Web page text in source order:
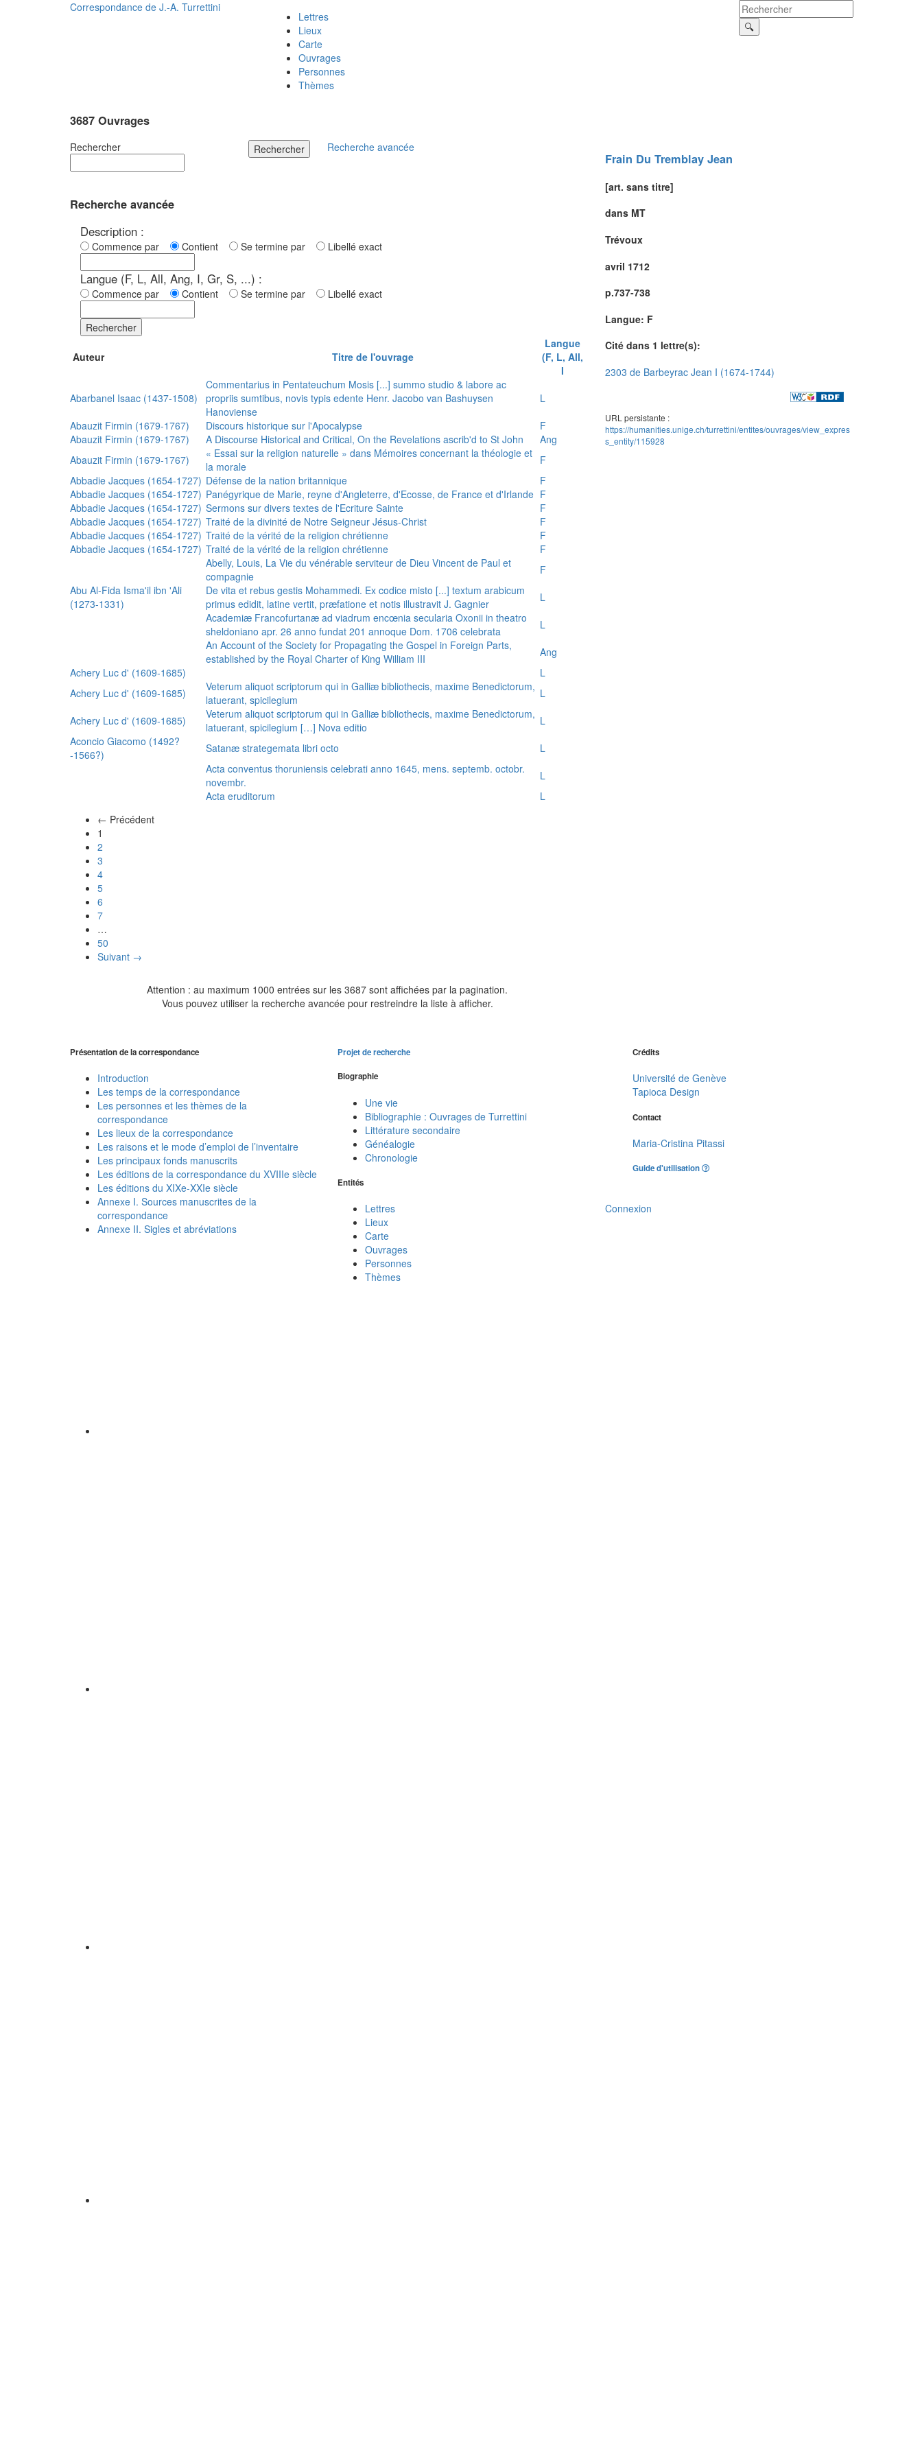
Correspondance de J.-A. Turrettini
Lettres
Lieux
Carte
Ouvrages
Personnes
Thèmes
3687 Ouvrages
Rechercher Rechercher Recherche avancée
Recherche avancée
Description :
Commence par Contient Se termine par Libellé exact
Langue (F, L, All, Ang, I, Gr, S, ...) :
Commence par Contient Se termine par Libellé exact
Rechercher
Auteur Titre de l'ouvrage
Langue
(F, L, All,
I
Abarbanel Isaac (1437-1508)
Commentarius in Pentateuchum Mosis [...] summo studio & labore ac
propriis sumtibus, novis typis edente Henr. Jacobo van Bashuysen
Hanoviense
L
Abauzit Firmin (1679-1767)
Discours historique sur l'Apocalypse
F
Abauzit Firmin (1679-1767)
A Discourse Historical and Critical, On the Revelations ascrib'd to St John
Ang
Abauzit Firmin (1679-1767)
« Essai sur la religion naturelle » dans Mémoires concernant la théologie et
la morale
F
Abbadie Jacques (1654-1727) Défense de la nation britannique
F
Abbadie Jacques (1654-1727) Panégyrique de Marie, reyne d'Angleterre, d'Ecosse, de France et d'Irlande F
Abbadie Jacques (1654-1727) Sermons sur divers textes de l'Ecriture Sainte
F
Abbadie Jacques (1654-1727) Traité de la divinité de Notre Seigneur Jésus-Christ
F
Abbadie Jacques (1654-1727) Traité de la vérité de la religion chrétienne
F
Abbadie Jacques (1654-1727) Traité de la vérité de la religion chrétienne
F
Abelly, Louis, La Vie du vénérable serviteur de Dieu Vincent de Paul et
compagnie
F
Abu Al-Fida Isma'il ibn 'Ali
(1273-1331)
De vita et rebus gestis Mohammedi. Ex codice misto [...] textum arabicum
primus edidit, latine vertit, præfatione et notis illustravit J. Gagnier
L
Academiæ Francofurtanæ ad viadrum encœnia secularia Oxonii in theatro
sheldoniano apr. 26 anno fundat 201 annoque Dom. 1706 celebrata
L
An Account of the Society for Propagating the Gospel in Foreign Parts,
established by the Royal Charter of King William III
Ang
Achery Luc d' (1609-1685)
L
Achery Luc d' (1609-1685)
Veterum aliquot scriptorum qui in Galliæ bibliothecis, maxime Benedictorum,
latuerant, spicilegium
L
Achery Luc d' (1609-1685)
Veterum aliquot scriptorum qui in Galliæ bibliothecis, maxime Benedictorum,
latuerant, spicilegium […] Nova editio
L
Aconcio Giacomo (1492?
-1566?)
Satanæ strategemata libri octo
L
Acta conventus thoruniensis celebrati anno 1645, mens. septemb. octobr.
novembr.
L
Acta eruditorum
L
← Précédent
1
2
3
4
5
6
7
…
50
Suivant →
Attention : au maximum 1000 entrées sur les 3687 sont affichées par la pagination.
Vous pouvez utiliser la recherche avancée pour restreindre la liste à afficher.
Frain Du Tremblay Jean
[art. sans titre]
dans MT
Trévoux
avril 1712
p.737-738
Langue: F
Cité dans 1 lettre(s):
2303 de Barbeyrac Jean I (1674-1744)
URL persistante :
https://humanities.unige.ch/turrettini/entites/ouvrages/view_expres
s_entity/115928
Présentation de la correspondance
Introduction
Les temps de la correspondance
Les personnes et les thèmes de la
correspondance
Les lieux de la correspondance
Les raisons et le mode d’emploi de l’inventaire
Les principaux fonds manuscrits
Les éditions de la correspondance du XVIIIe siècle
Les éditions du XIXe-XXIe siècle
Annexe I. Sources manuscrites de la
correspondance
Annexe II. Sigles et abréviations
Projet de recherche
Biographie
Une vie
Bibliographie : Ouvrages de Turrettini
Littérature secondaire
Généalogie
Chronologie
Entités
Lettres
Lieux
Carte
Ouvrages
Personnes
Thèmes
Crédits
Université de Genève
Tapioca Design
Contact
Maria-Cristina Pitassi
Guide d'utilisation
Connexion